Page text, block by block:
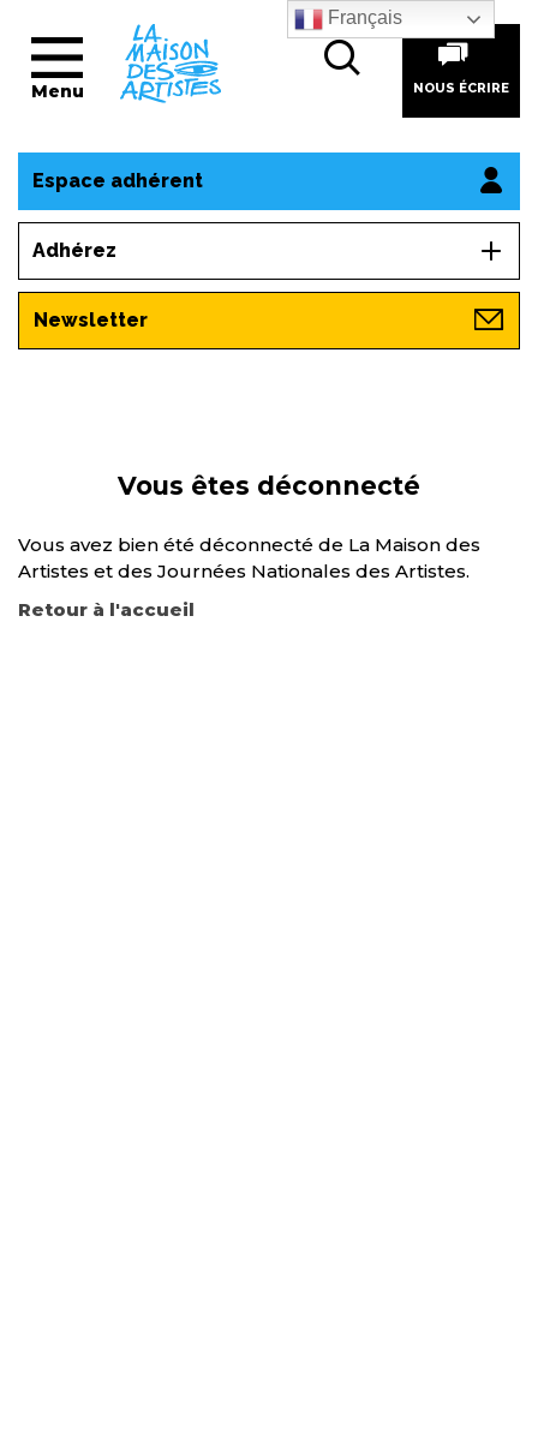
Menu NOUS ÉCRIRE
Espace adhérent
Adhérez
Newsletter
Vous êtes déconnecté
Vous avez bien été déconnecté de La Maison des
Artistes et des Journées Nationales des Artistes.
Retour à l'accueil
Français